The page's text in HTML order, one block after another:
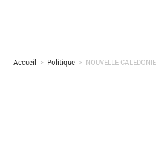
Accueil > Politique > NOUVELLE-